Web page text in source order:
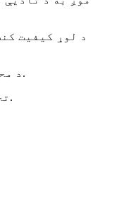
۸) د محصولاتو د ساتنې لپاره ښه بسته.
۹) تجربه لرونکی تخنیکي ملاتړ ټیم.